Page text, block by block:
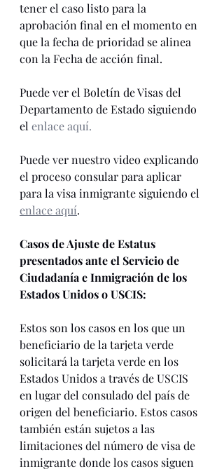
tener el caso listo para la
aprobación final en el momento en
que la fecha de prioridad se alinea
con la Fecha de acción final.
Puede ver el Boletín de Visas del
Departamento de Estado siguiendo
el enlace aquí.
Puede ver nuestro video explicando
el proceso consular para aplicar
para la visa inmigrante siguiendo el
enlace aquí.
Casos de Ajuste de Estatus
presentados ante el Servicio de
Ciudadanía e Inmigración de los
Estados Unidos o USCIS:
Estos son los casos en los que un
beneficiario de la tarjeta verde
solicitará la tarjeta verde en los
Estados Unidos a través de USCIS
en lugar del consulado del país de
origen del beneficiario. Estos casos
también están sujetos a las
limitaciones del número de visa de
inmigrante donde los casos siguen